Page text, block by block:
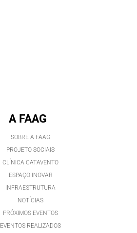
A FAAG
SOBRE A FAAG
PROJETO SOCIAIS
CLÍNICA CATAVENTO
ESPAÇO INOVAR
INFRAESTRUTURA
NOTÍCIAS
PRÓXIMOS EVENTOS
EVENTOS REALIZADOS